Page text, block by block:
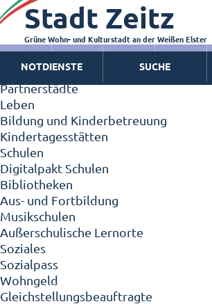
Zeitz - Die Kleinstadt
Willkommen in Zeitz!
Interview mit Oberbürgermeister
Zeitz - Stadt der Zukunft
Ortschaften
Partnerstädte
Leben
Bildung und Kinderbetreuung
Kindertagesstätten
Schulen
Digitalpakt Schulen
Bibliotheken
Aus- und Fortbildung
Musikschulen
Außerschulische Lernorte
Soziales
Sozialpass
Wohngeld
Gleichstellungsbeauftragte
Stadt Zeitz
Grüne Wohn- und Kulturstadt an der Weißen Elster
NOTDIENSTE SUCHE